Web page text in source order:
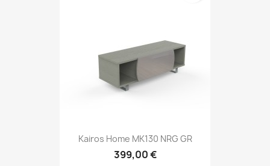
Kairos Home MK130 NRG GR
399,00 €